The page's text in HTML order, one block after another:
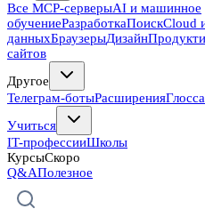
Все MCP-серверыAI и машинное
обучениеРазработкаПоискCloud
данныхБраузерыДизайн
сайтов
Другое
Телеграм-ботыРасширения
Учиться
IT-профессииШколы
КурсыСкоро
Q&AПолезное